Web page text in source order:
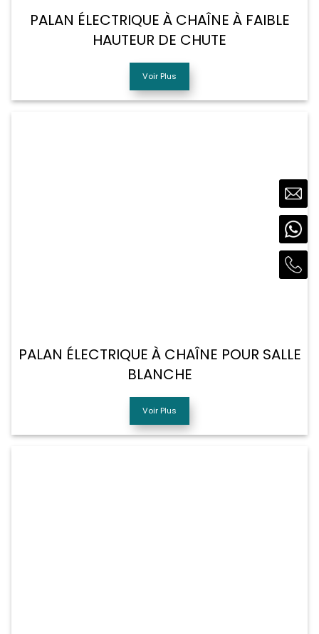
PALAN ÉLECTRIQUE À CHAÎNE À FAIBLE
HAUTEUR DE CHUTE
Voir Plus
PALAN ÉLECTRIQUE À CHAÎNE POUR SALLE
BLANCHE
Voir Plus